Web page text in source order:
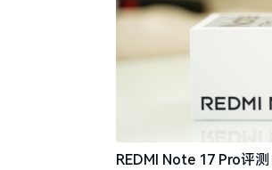
REDMI Note 17 Pro评